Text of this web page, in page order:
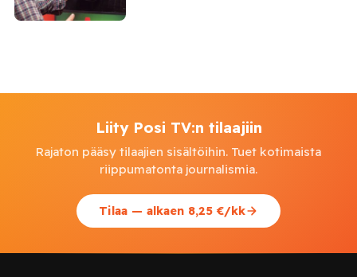
Liity Posi TV:n tilaajiin
Rajaton pääsy tilaajien sisältöihin. Tuet kotimaista
riippumatonta journalismia.
Tilaa — alkaen 8,25 €/kk